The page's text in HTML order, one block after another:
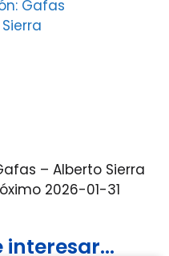
– Alberto Sierra
2026-01-31